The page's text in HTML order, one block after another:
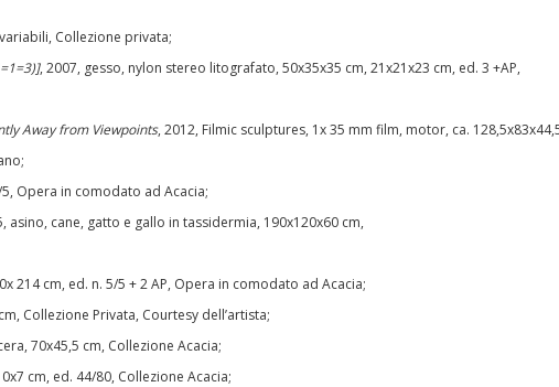
Collezione privata;
, 2007, gesso, nylon stereo litografato, 50x35x35 cm, 21x21x23 cm, ed. 3 +AP,
Away from Viewpoints, 2012, Filmic sculptures, 1x 35 mm film, motor, ca.
Opera in comodato ad Acacia;
asino, cane, gatto e gallo in tassidermia, 190x120x60 cm,
214 cm, ed. n. 5/5 + 2 AP, Opera in comodato ad Acacia;
Collezione Privata, Courtesy dell’artista;
70x45,5 cm, Collezione Acacia;
cm, ed. 44/80, Collezione Acacia;